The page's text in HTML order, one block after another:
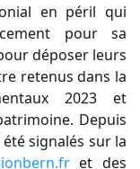
en péril qui
pour sa
déposer leurs
retenus dans la
2023 et
Depuis
signalés sur la
et des